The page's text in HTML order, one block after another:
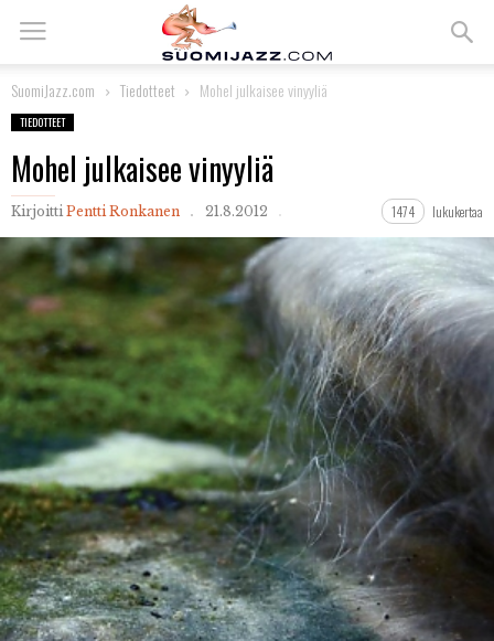
SuomiJazz.com Tiedotteet Mohel julkaisee vinyyliä
TIEDOTTEET
Mohel julkaisee vinyyliä
Kirjoitti Pentti Ronkanen 21.8.2012 1474 lukukertaa